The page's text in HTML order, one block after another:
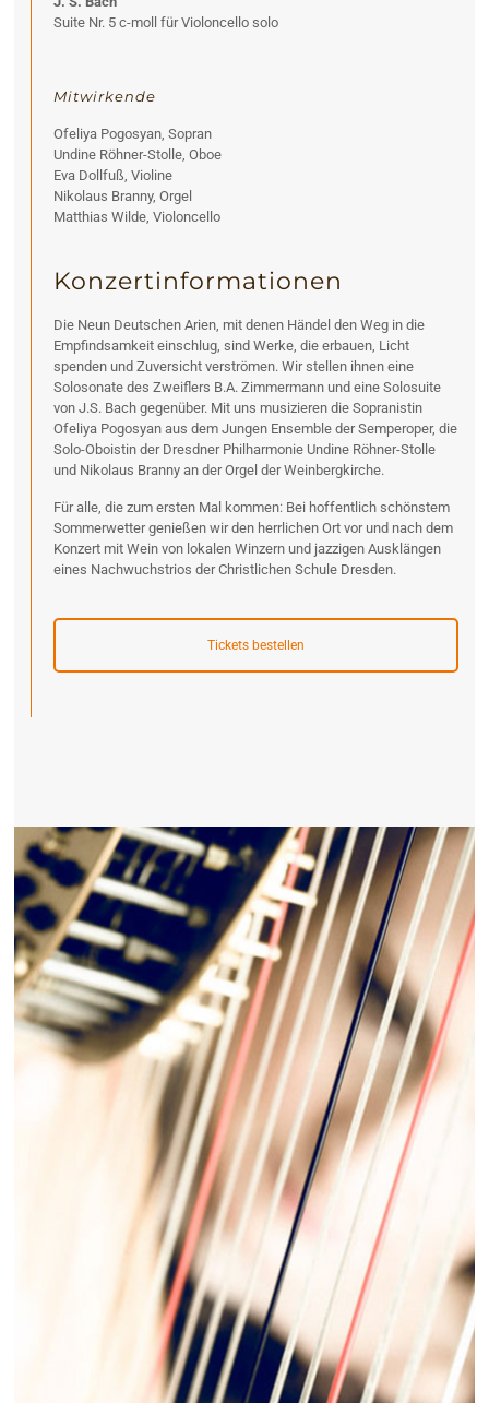
Suite Nr. 5 c-moll für Violoncello solo
Mitwirkende
Ofeliya Pogosyan, Sopran
Undine Röhner-Stolle, Oboe
Eva Dollfuß, Violine
Nikolaus Branny, Orgel
Matthias Wilde, Violoncello
Konzertinformationen
Die Neun Deutschen Arien, mit denen Händel den Weg in die
Empfindsamkeit einschlug, sind Werke, die erbauen, Licht
spenden und Zuversicht verströmen. Wir stellen ihnen eine
Solosonate des Zweiflers B.A. Zimmermann und eine Solosuite
von J.S. Bach gegenüber. Mit uns musizieren die Sopranistin
Ofeliya Pogosyan aus dem Jungen Ensemble der Semperoper, die
Solo-Oboistin der Dresdner Philharmonie Undine Röhner-Stolle
und Nikolaus Branny an der Orgel der Weinbergkirche.
Für alle, die zum ersten Mal kommen: Bei hoffentlich schönstem
Sommerwetter genießen wir den herrlichen Ort vor und nach dem
Konzert mit Wein von lokalen Winzern und jazzigen Ausklängen
eines Nachwuchstrios der Christlichen Schule Dresden.
Tickets bestellen